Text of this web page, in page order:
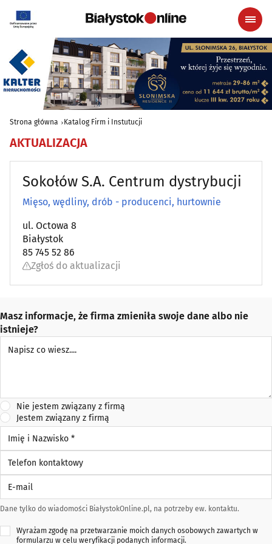
Strona główna Katalog Firm i Instutucji
AKTUALIZACJA
Sokołów S.A. Centrum dystrybucji
Mięso, wędliny, drób - producenci, hurtownie
ul. Octowa 8
Białystok
85 745 52 86
Zgłoś do aktualizacji
Masz informacje, że firma zmieniła swoje dane albo nie
istnieje?
Nie jestem związany z firmą
Jestem związany z firmą
Imię i Nazwisko *
Telefon kontaktowy
Dane tylko do wiadomości BiałystokOnline.pl, na potrzeby ew. kontaktu.
Wyrażam zgodę na przetwarzanie moich danych osobowych zawartych w
formularzu w celu weryfikacji podanych informacji.